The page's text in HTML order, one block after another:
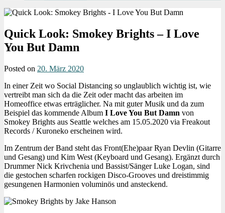
Quick Look: Smokey Brights – I Love
You But Damn
Posted on 20. März 2020
In einer Zeit wo Social Distancing so unglaublich wichtig ist, wie
vertreibt man sich da die Zeit oder macht das arbeiten im
Homeoffice etwas erträglicher. Na mit guter Musik und da zum
Beispiel das kommende Album I Love You But Damn von
Smokey Brights aus Seattle welches am 15.05.2020 via Freakout
Records / Kuroneko erscheinen wird.
Im Zentrum der Band steht das Front(Ehe)paar Ryan Devlin (Gitarre
und Gesang) und Kim West (Keyboard und Gesang). Ergänzt durch
Drummer Nick Krivchenia und Bassist/Sänger Luke Logan, sind
die gestochen scharfen rockigen Disco-Grooves und dreistimmig
gesungenen Harmonien voluminös und ansteckend.